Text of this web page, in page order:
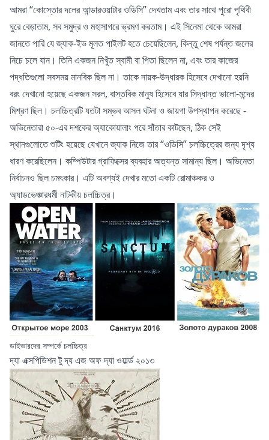
আমরা “কোস্তোর দলের আন্ডারওয়াটার ওডিসি” দেখতাম এবং তার সাথে পুরো পৃথিবী
ঘুরে বেড়াতাম, সব সমুদ্র ও মহাসাগরে ভ্রমণ করতাম। এই সিনেমা থেকে আমরা
জানতে পারি যে জ্যাক-ইভ মূলত পাইলট হতে চেয়েছিলেন, কিন্তু শেষ পর্যন্ত জলের
নিচে চলে যান। তিনি একজন নিখুঁত স্বামী বা পিতা ছিলেন না, এবং তার কাজের
পদ্ধতিগুলো সবসময় মানবিক ছিল না। তাকে নায়ক-উদ্ধারক হিসেবে দেখানো হয়নি
বরং দেখানো হয়েছে একজন সরল, বাস্তবিক মানুষ হিসেবে যার সিদ্ধান্ত ভালো-মন্দের
মিশ্রণ ছিল। চলচ্চিত্রটি যতটা সম্ভব আসল ঘটনা ও জায়গা উপস্থাপন করেছে -
অভিনেতারা ৫০-এর দশকের অ্যাকোয়ালাং পরে সাঁতার কাটছেন, ঠিক সেই
স্থানগুলোতে শুটিং হয়েছে যেখানে জ্যাক নিজে তার “ওডিসি” চলচ্চিত্রের জন্য দৃশ্য
ধারণ করেছিলেন। কম্পিউটার গ্রাফিক্সের ব্যবহার অত্যন্ত সামান্য ছিল। অভিনেতা
নির্বাচনও ছিল চমৎকার। এটি অবশ্যই দেখার মতো একটি রোমাঞ্চকর ও
অ্যাডভেঞ্চারধর্মী নাটকীয় চলচ্চিত্র।
ডাইভারদের সম্পর্কে চলচ্চিত্র
দ্যা এক্সপিডিশন টু দ্য এজ অফ দ্যা ওয়ার্ল্ড ২০১৩